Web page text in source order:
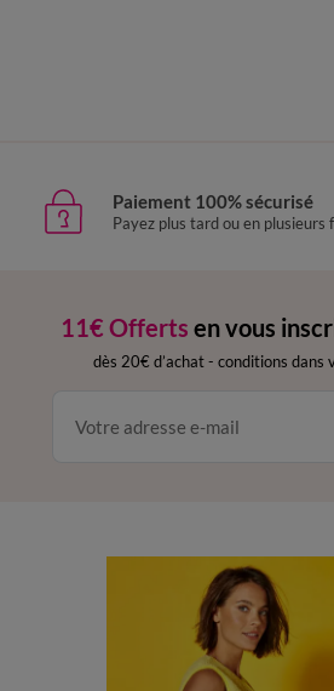
Paiement 100% sécurisé
Payez plus tard ou en plusieurs
11€ Offerts en vous
dès 20€ d’achat - conditions dans